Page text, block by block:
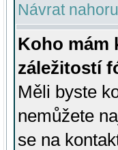
Návrat nahoru
Koho mám
záležitostí
Měli byste
nemůžete
se na